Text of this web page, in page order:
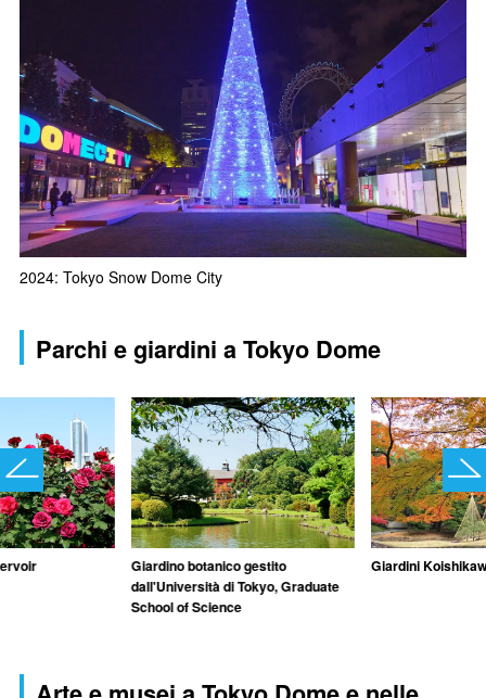
2024: Tokyo Snow Dome City
Parchi e giardini a Tokyo Dome
Giardino botanico gestito
dall'Università di Tokyo, Graduate
School of Science
Giardini